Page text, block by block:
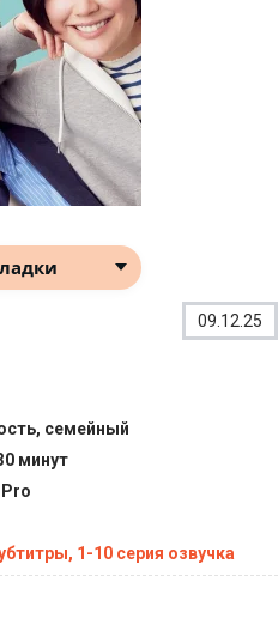
09.12.25
семейный
минут
1-10 серия озвучка